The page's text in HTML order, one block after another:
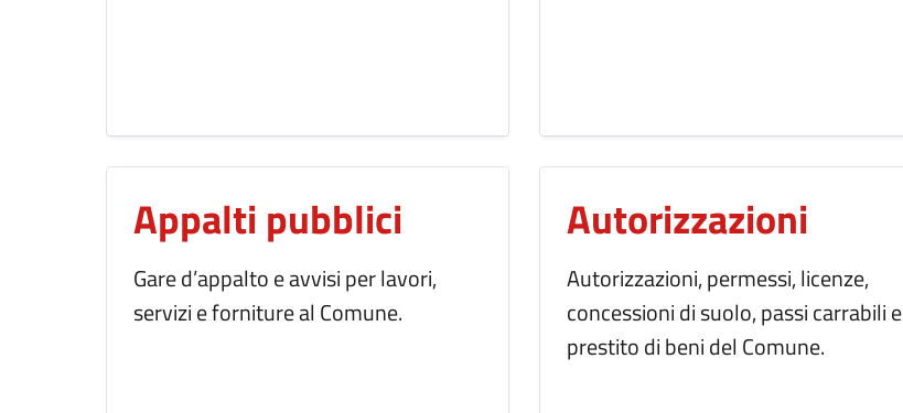
Appalti pubblici
Gare d’appalto e avvisi per lavori,
servizi e forniture al Comune.
Autorizzazioni
Autorizzazioni, permessi, licenze,
concessioni di suolo, passi carrabili e
prestito di beni del Comune.